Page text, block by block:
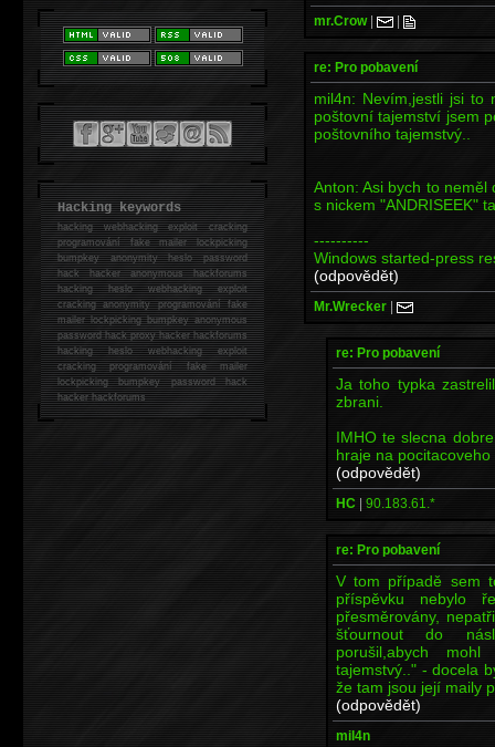
mr.Crow| |
re: Pro pobavení
mil4n: Nevím,jestli jsi to
poštovní tajemství jsem
poštovního tajemstvý..
Anton: Asi bych to neměl
s nickem "ANDRISEEK"
----------
Windows started-press
(odpovědět)
Mr.Wrecker |
re: Pro pobavení
Ja toho typka
zbrani.
IMHO te slecna
hraje na pocitacoveho
(odpovědět)
HC | 90.183.61.*
re: Pro pobavení
V tom případě sem
příspěvku nebylo
přesměrovány,
šťournout do
porušil,abych
tajemstvý.." - docela
že tam jsou její maily
(odpovědět)
mil4n
Hacking keywords
hackingwebhacking exploit cracking
programování fake mailer lockpicking
bumpkey anonymity heslo password
hackhacker anonymous hackforums
hackingheslo webhacking exploit
cracking anonymity programování fake
mailer lockpicking bumpkey anonymous
password hack proxy hacker hackforums
hacking heslo webhacking exploit
cracking programování fake mailer
lockpicking bumpkey password hack
hackerhackforums